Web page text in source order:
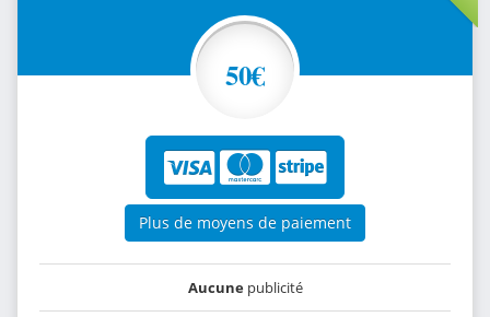
50€
Plus de moyens de paiement
Aucunepublicité